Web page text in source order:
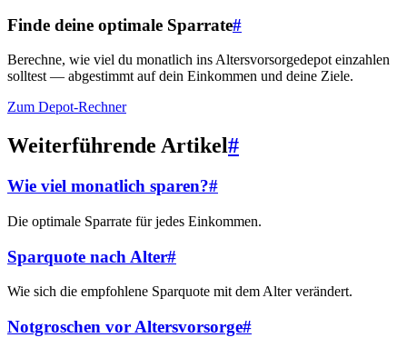
Finde deine optimale Sparrate#
Berechne, wie viel du monatlich ins Altersvorsorgedepot einzahlen
solltest — abgestimmt auf dein Einkommen und deine Ziele.
Zum Depot-Rechner
Weiterführende Artikel#
Wie viel monatlich sparen?#
Die optimale Sparrate für jedes Einkommen.
Sparquote nach Alter#
Wie sich die empfohlene Sparquote mit dem Alter verändert.
Notgroschen vor Altersvorsorge#